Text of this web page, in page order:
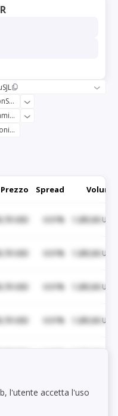
l'utente accetta l'uso
https://linktr.ee/MonionSol
https://platform.arkhamintelligence.com/explorer/token/moni
https://dscvr.one/u/Monionsol
Prezzo Spread Volume
USD 0.01% 1.285,06 USD
USD 0.01% 1.285,06 USD
USD 0.01% 1.285,06 USD
USD 0.01% 1.285,06 USD
USD 0.01% 1.285,06 USD